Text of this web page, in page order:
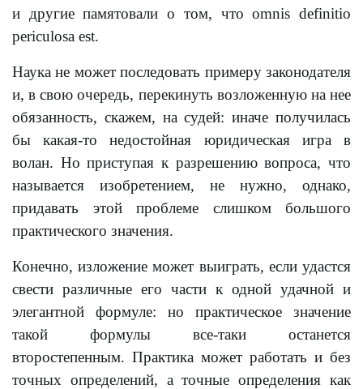
и другие памятовали о том, что omnis definitio
periculosa est.
Наука не может последовать примеру законодателя
и, в свою очередь, перекинуть возложенную на нее
обязанность, скажем, на судей: иначе получилась
бы какая-то недостойная юридическая игра в
волан. Но приступая к разрешению вопроса, что
называется изобретением, не нужно, однако,
придавать этой проблеме слишком большого
практического значения.
Конечно, изложение может выиграть, если удастся
свести различные его части к одной удачной и
элегантной формуле: но практическое значение
такой формулы все-таки останется
второстепенным. Практика может работать и без
точных определений, а точные определения как